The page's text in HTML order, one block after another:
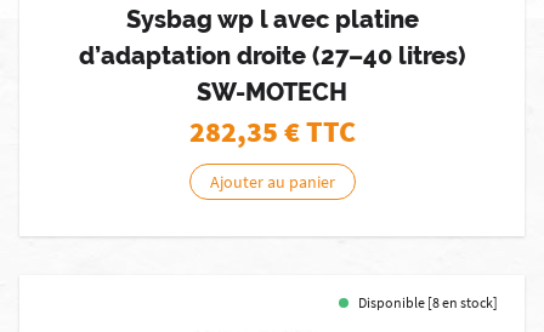
Sysbag wp l avec platine
d’adaptation droite (27–40 litres)
SW-MOTECH
282,35€ TTC
Ajouter au panier
Disponible [8 en stock]